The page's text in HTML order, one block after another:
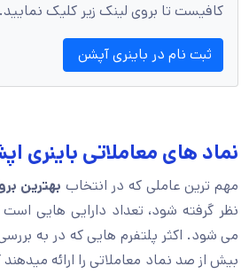
کافیست تا بروی لینک زیر کلیک نمایید.
ثبت نام در باینری آپشن
نماد های معاملاتی باینری
مهم ترین عاملی که در انتخاب بهترین
نظر گرفته شود، تعداد دارایی هایی است
می شود. اکثر پلتفرم هایی که در به
بیش از صد نماد معاملاتی را ارائه میدهند